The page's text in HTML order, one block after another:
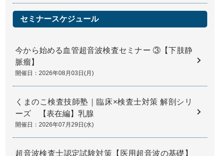
セミナースケジュール
今から始める血管超音波検査セミナー ③【下肢静
脈瘤】
開催日：2026年08月03日(月)
くまのこ検査技師塾｜臨床×検査士対策 解剖シリ
ーズ 【表在編】乳腺
開催日：2026年07月29日(水)
超音波検査士認定試験対策【医用超音波の基礎】